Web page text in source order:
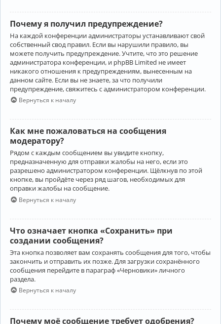
Почему я получил предупреждение?
На каждой конференции администраторы устанавливают свой
собственный свод правил. Если вы нарушили правило, вы
можете получить предупреждение. Учтите, что это решение
администратора конференции, и phpBB Limited не имеет
никакого отношения к предупреждениям, вынесенным на
данном сайте. Если вы не знаете, за что получили
предупреждение, свяжитесь с администратором конференции.
Вернуться к началу
Как мне пожаловаться на сообщения
модератору?
Рядом с каждым сообщением вы увидите кнопку,
предназначенную для отправки жалобы на него, если это
разрешено администратором конференции. Щёлкнув по этой
кнопке, вы пройдёте через ряд шагов, необходимых для
оправки жалобы на сообщение.
Вернуться к началу
Что означает кнопка «Сохранить» при
создании сообщения?
Эта кнопка позволяет вам сохранять сообщения для того, чтобы
закончить и отправить их позже. Для загрузки сохранённого
сообщения перейдите в параграф «Черновики» личного
раздела.
Вернуться к началу
Почему моё сообщение требует одобрения?